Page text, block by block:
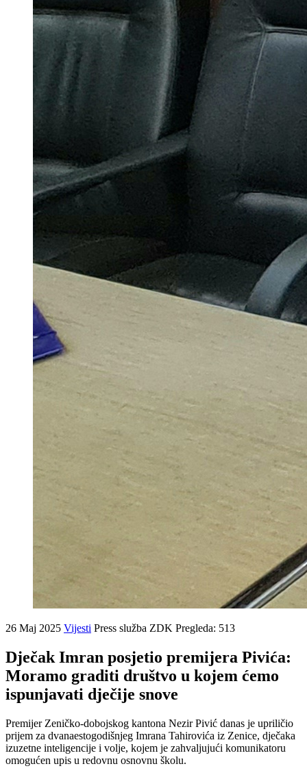
26 Maj 2025 Vijesti Press služba ZDK Pregleda: 513
Dječak Imran posjetio premijera Pivića:
Moramo graditi društvo u kojem ćemo
ispunjavati dječije snove
Premijer Zeničko-dobojskog kantona Nezir Pivić danas je upriličio
prijem za dvanaestogodišnjeg Imrana Tahirovića iz Zenice, dječaka
izuzetne inteligencije i volje, kojem je zahvaljujući komunikatoru
omogućen upis u redovnu osnovnu školu.